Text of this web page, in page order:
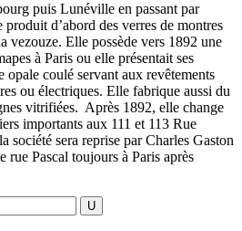
puis Lunéville en passant par
d’abord des verres de montres
vezouze. Elle possède vers 1892 une
à Paris ou elle présentait ses
coulé servant aux revêtements
ou électriques. Elle fabrique aussi du
vitrifiées. Après 1892, elle change
importants aux 111 et 113 Rue
société sera reprise par Charles Gaston
rue Pascal toujours à Paris après